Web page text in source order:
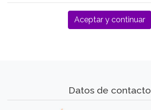
Datos de contacto